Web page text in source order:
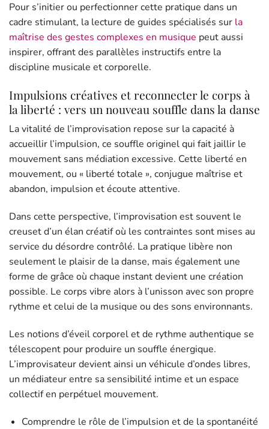
Pour s’initier ou perfectionner cette pratique dans un
cadre stimulant, la lecture de guides spécialisés sur la
maîtrise des gestes complexes en musique peut aussi
inspirer, offrant des parallèles instructifs entre la
discipline musicale et corporelle.
Impulsions créatives et reconnecter le corps à
la liberté : vers un nouveau souffle dans la danse
La vitalité de l’improvisation repose sur la capacité à
accueillir l’impulsion, ce souffle originel qui fait jaillir le
mouvement sans médiation excessive. Cette liberté en
mouvement, ou « liberté totale », conjugue maîtrise et
abandon, impulsion et écoute attentive.
Dans cette perspective, l’improvisation est souvent le
creuset d’un élan créatif où les contraintes sont mises au
service du désordre contrôlé. La pratique libère non
seulement le plaisir de la danse, mais également une
forme de grâce où chaque instant devient une création
possible. Le corps vibre alors à l’unisson avec son propre
rythme et celui de la musique ou des sons environnants.
Les notions d’éveil corporel et de rythme authentique se
télescopent pour produire un souffle énergique.
L’improvisateur devient ainsi un véhicule d’ondes libres,
un médiateur entre sa sensibilité intime et un espace
collectif en perpétuel mouvement.
Comprendre le rôle de l’impulsion et de la spontanéité